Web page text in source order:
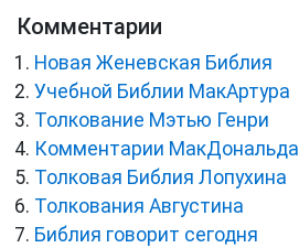
Комментарии
Новая Женевская Библия
Учебной Библии МакАртура
Толкование Мэтью Генри
Комментарии МакДональда
Толковая Библия Лопухина
Толкования Августина
Библия говорит сегодня